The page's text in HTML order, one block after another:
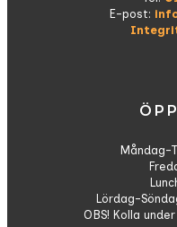
E-post:
Måndag-
Lördag-
OBS! Kolla